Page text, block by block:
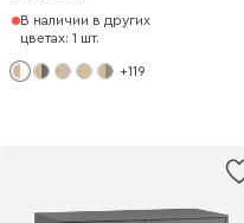
В наличии в других
цветах: 1 шт.
+119